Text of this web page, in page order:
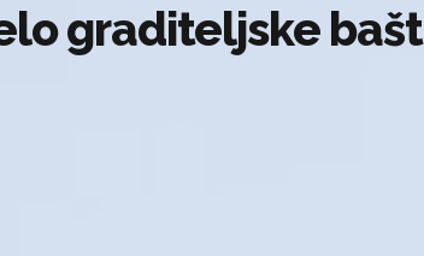
graditeljske